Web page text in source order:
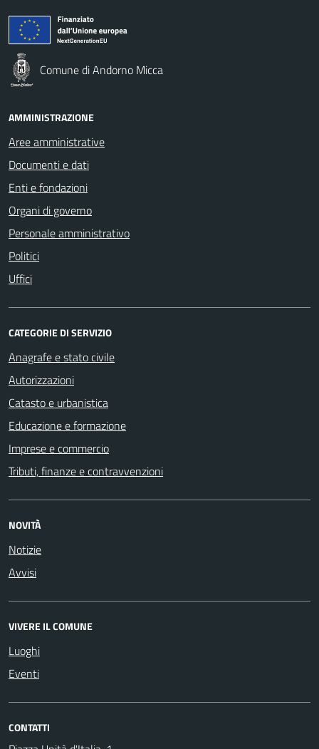
Comune di Andorno Micca
AMMINISTRAZIONE
Aree amministrative
Documenti e dati
Enti e fondazioni
Organi di governo
Personale amministrativo
Politici
Uffici
CATEGORIE DI SERVIZIO
Anagrafe e stato civile
Autorizzazioni
Catasto e urbanistica
Educazione e formazione
Imprese e commercio
Tributi, finanze e contravvenzioni
NOVITÀ
Notizie
Avvisi
VIVERE IL COMUNE
Luoghi
Eventi
CONTATTI